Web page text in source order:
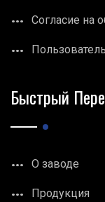
Согласие на
Быстрый
О заводе
Продукция